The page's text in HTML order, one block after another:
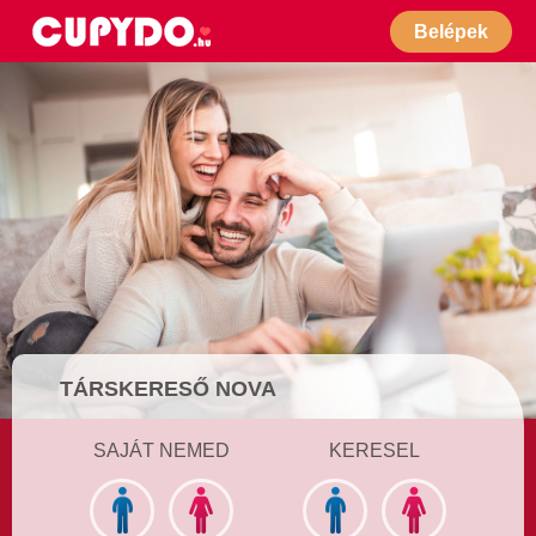
Belépek
TÁRSKERESŐ NOVA
SAJÁT NEMED KERESEL